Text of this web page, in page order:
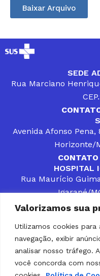
Valorizamos sua
Utilizamos cookies para
navegação, exibir
analisar nosso tráfego.
você concorda com
Baixar Arquivo
SEDE
Rua Marciano
Avenida Afonso Pena,
Horizonte/
HOSPITAL
Rua Maurício
Igarapé/
CONTATOS (31)
DESENVOLVER
PÚBLICOS QUE
POPULAÇÃO DA
PARCEIRO DOS
SOLUÇÃO DE
GESTORES